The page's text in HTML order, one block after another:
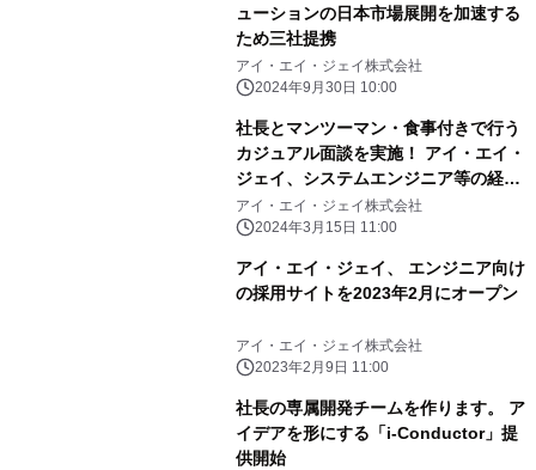
ューションの日本市場展開を加速する
ため三社提携
アイ・エイ・ジェイ株式会社
2024年9月30日 10:00
社長とマンツーマン・食事付きで行う
カジュアル面談を実施！ アイ・エイ・
ジェイ、システムエンジニア等の経験
者を募集
アイ・エイ・ジェイ株式会社
2024年3月15日 11:00
アイ・エイ・ジェイ、 エンジニア向け
の採用サイトを2023年2月にオープン
アイ・エイ・ジェイ株式会社
2023年2月9日 11:00
社長の専属開発チームを作ります。 ア
イデアを形にする「i-Conductor」提
供開始